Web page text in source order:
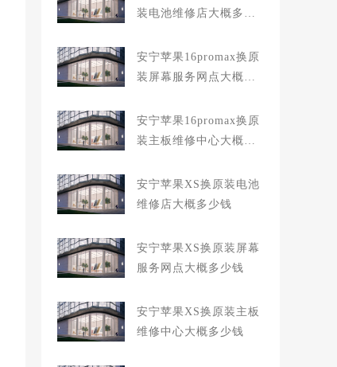
装电池维修店大概多少
安宁苹果16promax换原
装屏幕服务网点大概多
安宁苹果16promax换原
装主板维修中心大概多
安宁苹果XS换原装电池
维修店大概多少钱
安宁苹果XS换原装屏幕
服务网点大概多少钱
安宁苹果XS换原装主板
维修中心大概多少钱